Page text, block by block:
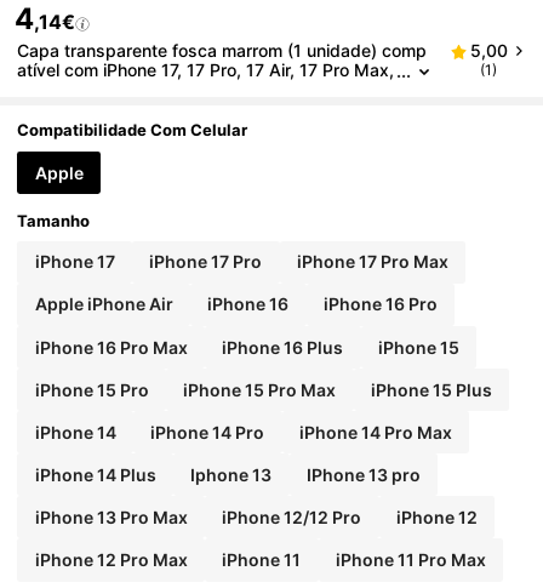
4,14€
Capa transparente fosca marrom (1 unidade) comp
atível com iPhone 17, 17 Pro, 17 Air, 17 Pro Max,
ax, 15, 15 Pro, 15 Plus, 16, 16 Pro, 16 Pro Max e 16
Plus.
5,00
(1)
Compatibilidade Com Celular
Apple
Tamanho
iPhone 17 iPhone 17 Pro iPhone 17 Pro Max
Apple iPhone Air iPhone 16 iPhone 16 Pro
iPhone 16 Pro Max iPhone 16 Plus iPhone 15
iPhone 15 Pro iPhone 15 Pro Max iPhone 15 Plus
iPhone 14 iPhone 14 Pro iPhone 14 Pro Max
iPhone 14 Plus Iphone 13 IPhone 13 pro
iPhone 13 Pro Max iPhone 12/12 Pro iPhone 12
iPhone 12 Pro Max iPhone 11 iPhone 11 Pro Max